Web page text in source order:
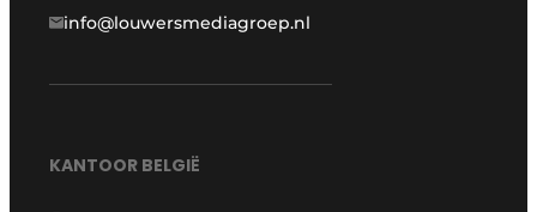
info@louwersmediagroep.nl
KANTOOR BELGIË